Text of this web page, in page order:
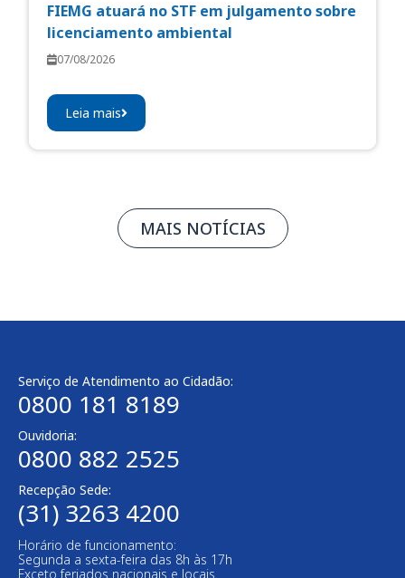
FIEMG atuará no STF em julgamento sobre
licenciamento ambiental
07/08/2026
Leia mais
MAIS NOTÍCIAS
Serviço de Atendimento ao Cidadão:
0800 181 8189
Ouvidoria:
0800 882 2525​
Recepção Sede:
(31) 3263 4200
Horário de funcionamento:
Segunda a sexta-feira das 8h às 17h
Exceto feriados nacionais e locais.